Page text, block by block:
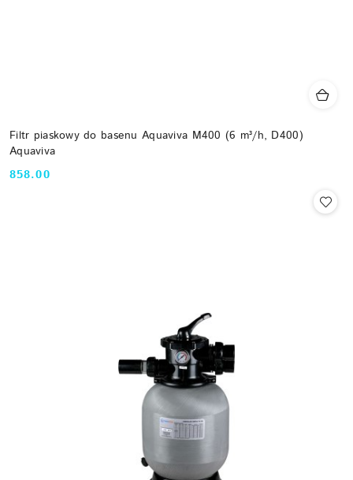
Filtr piaskowy do basenu Aquaviva M400 (6 m³/h, D400)
Aquaviva
Cena:
858.00